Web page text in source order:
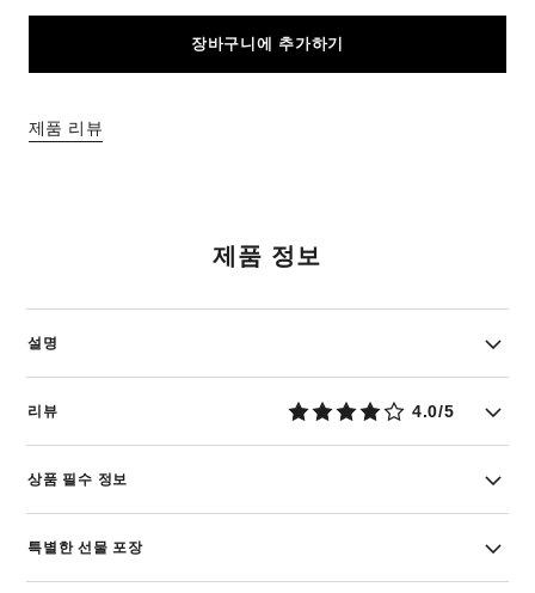
장바구니에 추가하기
제품 리뷰
제품 정보
설명
리뷰 4.0/5
상품 필수 정보
특별한 선물 포장